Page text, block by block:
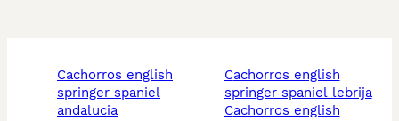
cachorros english
springer spaniel
andalucia
cachorros english
springer spaniel lebrija
cachorros english